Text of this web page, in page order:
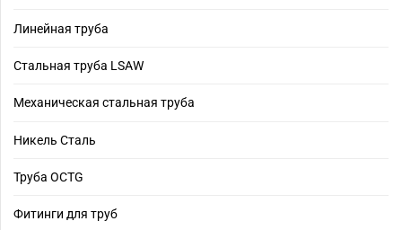
Линейная труба
Стальная труба LSAW
Механическая стальная труба
Никель Сталь
Труба OCTG
Фитинги для труб